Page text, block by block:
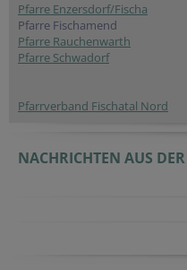
Pfarre Enzersdorf/Fischa
Pfarre Fischamend
Pfarre Rauchenwarth
Pfarre Schwadorf
Pfarrverband Fischatal Nord
NACHRICHTEN AUS